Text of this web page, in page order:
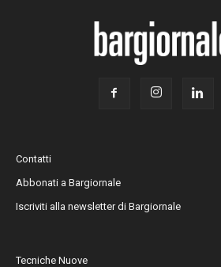
Contatti
Abbonati a Bargiornale
Iscriviti alla newsletter di Bargiornale
Tecniche Nuove